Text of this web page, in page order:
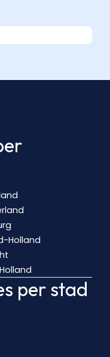
Holland
per stad